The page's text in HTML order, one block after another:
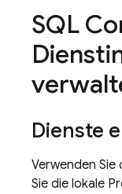
SQL
Dienste
Verwenden Sie
Sie die lokale